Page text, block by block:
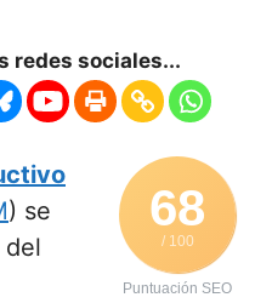
redes sociales...
68
/ 100
Puntuación SEO
) se
del